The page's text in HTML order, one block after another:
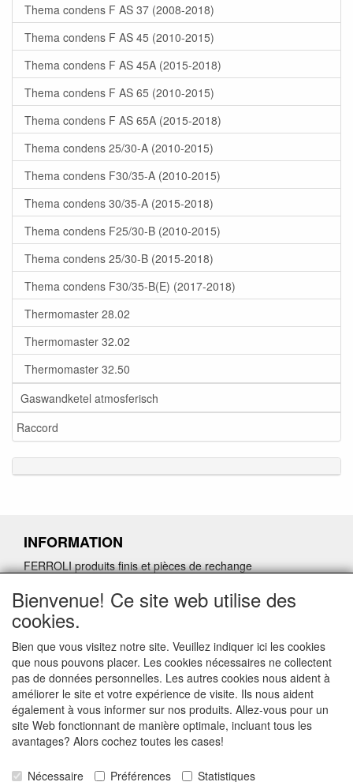
Thema condens F AS 37 (2008-2018)
Thema condens F AS 45 (2010-2015)
Thema condens F AS 45A (2015-2018)
Thema condens F AS 65 (2010-2015)
Thema condens F AS 65A (2015-2018)
Thema condens 25/30-A (2010-2015)
Thema condens F30/35-A (2010-2015)
Thema condens 30/35-A (2015-2018)
Thema condens F25/30-B (2010-2015)
Thema condens 25/30-B (2015-2018)
Thema condens F30/35-B(E) (2017-2018)
Thermomaster 28.02
Thermomaster 32.02
Thermomaster 32.50
Gaswandketel atmosferisch
Raccord
INFORMATION
FERROLI produits finis et pièces de rechange
Demander un lien d'annulation
CONTACTGEGEVENS
www.vdht.be
Rouwbergskens 7 hal 14
2340 Beerse
E-mail: verkoop@vdht.be
Bienvenue! Ce site web utilise des
cookies.
Bien que vous visitez notre site. Veuillez indiquer ici les cookies
que nous pouvons placer. Les cookies nécessaires ne collectent
pas de données personnelles. Les autres cookies nous aident à
améliorer le site et votre expérience de visite. Ils nous aident
également à vous informer sur nos produits. Allez-vous pour un
site Web fonctionnant de manière optimale, incluant tous les
avantages? Alors cochez toutes les cases!
Nécessaire Préférences Statistiques